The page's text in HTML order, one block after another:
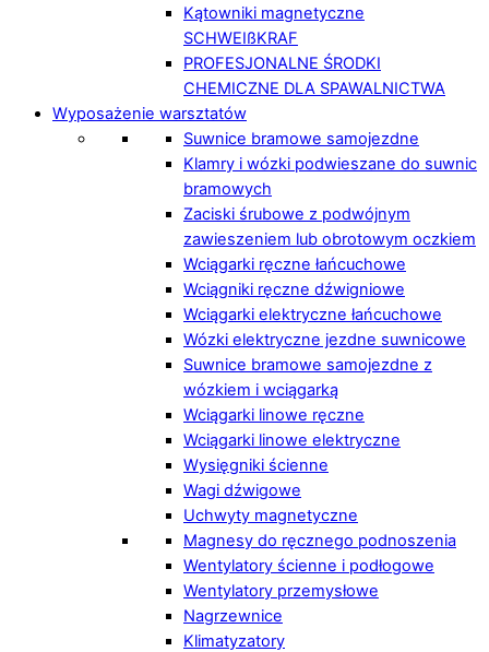
Kątowniki magnetyczne
SCHWEIßKRAF
PROFESJONALNE ŚRODKI
CHEMICZNE DLA SPAWALNICTWA
Wyposażenie warsztatów
Suwnice bramowe samojezdne
Klamry i wózki podwieszane do suwnic
bramowych
Zaciski śrubowe z podwójnym
zawieszeniem lub obrotowym oczkiem
Wciągarki ręczne łańcuchowe
Wciągniki ręczne dźwigniowe
Wciągarki elektryczne łańcuchowe
Wózki elektryczne jezdne suwnicowe
Suwnice bramowe samojezdne z
wózkiem i wciągarką
Wciągarki linowe ręczne
Wciągarki linowe elektryczne
Wysięgniki ścienne
Wagi dźwigowe
Uchwyty magnetyczne
Magnesy do ręcznego podnoszenia
Wentylatory ścienne i podłogowe
Wentylatory przemysłowe
Nagrzewnice
Klimatyzatory